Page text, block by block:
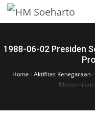
1988-06-02 Presiden
Home › Aktifitas Kenegaraan›
Meresmikan